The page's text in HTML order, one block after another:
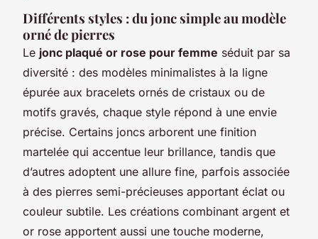
Différents styles : du jonc simple au modèle
orné de pierres
Le jonc plaqué or rose pour femme séduit par sa
diversité : des modèles minimalistes à la ligne
épurée aux bracelets ornés de cristaux ou de
motifs gravés, chaque style répond à une envie
précise. Certains joncs arborent une finition
martelée qui accentue leur brillance, tandis que
d’autres adoptent une allure fine, parfois associée
à des pierres semi-précieuses apportant éclat ou
couleur subtile. Les créations combinant argent et
or rose apportent aussi une touche moderne,